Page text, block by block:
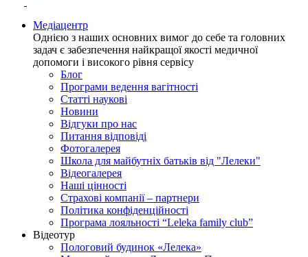
Медіацентр
Однією з наших основних вимог до себе та головних
задач є забезпечення найкращої якості медичної
допомоги і високого рівня сервісу
Блог
Програми ведення вагітності
Статті наукові
Новини
Відгуки про нас
Питання відповіді
Фотогалерея
Школа для майбутніх батьків від "Лелеки"
Відеогалерея
Наші цінності
Страхові компанії – партнери
Політика конфіденційності
Програма лояльності “Leleka family club”
Відеотур
Пологовий будинок «Лелека»